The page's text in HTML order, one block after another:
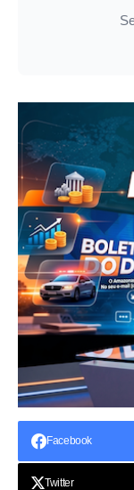
Facebook
Twitter